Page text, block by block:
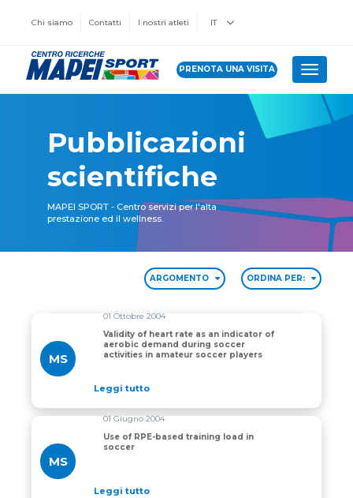
Chi siamo Contatti I nostri atleti IT
PRENOTA UNA VISITA Toggle
Pubblicazioni
scientifiche
MAPEI SPORT - Centro servizi per l'alta
prestazione ed il wellness.
ARGOMENTO ORDINA PER:
MS
01 Ottobre 2004
Validity of heart rate as an indicator of
aerobic demand during soccer
activities in amateur soccer players
Leggi tutto
MS
01 Giugno 2004
Use of RPE-based training load in
soccer
Leggi tutto